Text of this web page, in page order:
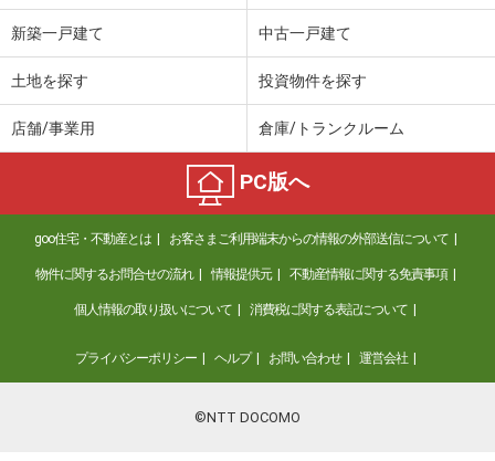
新築一戸建て 中古一戸建て
土地を探す 投資物件を探す
店舗/事業用 倉庫/トランクルーム
PC版へ
goo住宅・不動産とは お客さまご利用端末からの情報の外部送信について
物件に関するお問合せの流れ 情報提供元 不動産情報に関する免責事項
個人情報の取り扱いについて 消費税に関する表記について
プライバシーポリシー ヘルプ お問い合わせ 運営会社
©NTT DOCOMO